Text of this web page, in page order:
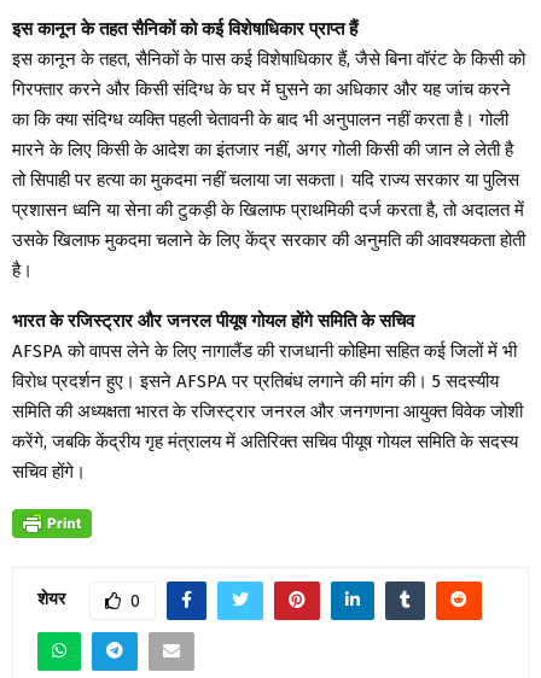
इस कानून के तहत सैनिकों को कई विशेषाधिकार प्राप्त हैं
इस कानून के तहत, सैनिकों के पास कई विशेषाधिकार हैं, जैसे बिना वॉरंट के किसी को
गिरफ्तार करने और किसी संदिग्ध के घर में घुसने का अधिकार और यह जांच करने
का कि क्या संदिग्ध व्यक्ति पहली चेतावनी के बाद भी अनुपालन नहीं करता है। गोली
मारने के लिए किसी के आदेश का इंतजार नहीं, अगर गोली किसी की जान ले लेती है
तो सिपाही पर हत्या का मुकदमा नहीं चलाया जा सकता। यदि राज्य सरकार या पुलिस
प्रशासन ध्वनि या सेना की टुकड़ी के खिलाफ प्राथमिकी दर्ज करता है, तो अदालत में
उसके खिलाफ मुकदमा चलाने के लिए केंद्र सरकार की अनुमति की आवश्यकता होती
है।
भारत के रजिस्ट्रार और जनरल पीयूष गोयल होंगे समिति के सचिव
AFSPA को वापस लेने के लिए नागालैंड की राजधानी कोहिमा सहित कई जिलों में भी
विरोध प्रदर्शन हुए। इसने AFSPA पर प्रतिबंध लगाने की मांग की। 5 सदस्यीय
समिति की अध्यक्षता भारत के रजिस्ट्रार जनरल और जनगणना आयुक्त विवेक जोशी
करेंगे, जबकि केंद्रीय गृह मंत्रालय में अतिरिक्त सचिव पीयूष गोयल समिति के सदस्य
सचिव होंगे।
शेयर 0